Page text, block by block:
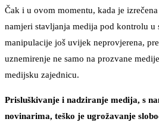
Čak i u ovom momentu, kada je
namjeri stavljanja medija pod kontrolu u
manipulacije još uvijek neprovjerena,
uznemirenje ne samo na prozvane
medijsku zajednicu.
Prisluškivanje i nadziranje medija, s
novinarima, teško je ugrožavanje